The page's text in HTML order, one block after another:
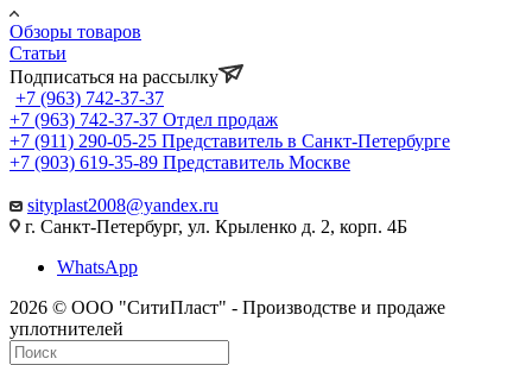
Обзоры товаров
Статьи
Подписаться на рассылку
+7 (963) 742-37-37
+7 (963) 742-37-37 Отдел продаж
+7 (911) 290-05-25 Представитель в Санкт-Петербурге
+7 (903) 619-35-89 Представитель Москве
sityplast2008@yandex.ru
г. Санкт-Петербург, ул. Крыленко д. 2, корп. 4Б
WhatsApp
2026 © ООО "СитиПласт" - Производстве и продаже
уплотнителей